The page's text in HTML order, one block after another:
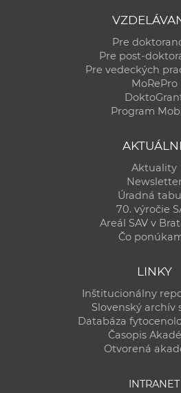
Pre
Pre post-
Pre vedeckých
MoRePro
Program
Aktuality
Úradná
70. výročie
Areál SAV v
Čo
LINKY
Inštitucionálny
Slovenský archív
Databáza
Časopis
Otvorená
INTRANET